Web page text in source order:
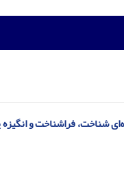
شناخت، فراشناخت و